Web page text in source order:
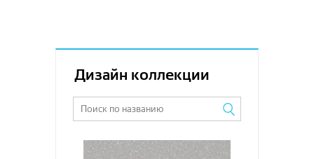
Дизайн коллекции
Увеличить